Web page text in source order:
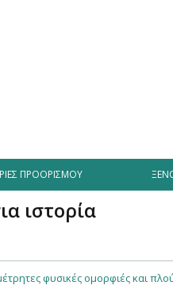
ΠΡΟΟΡΙΣΜΟΎ
ιστορία
φυσικές ομορφιές και